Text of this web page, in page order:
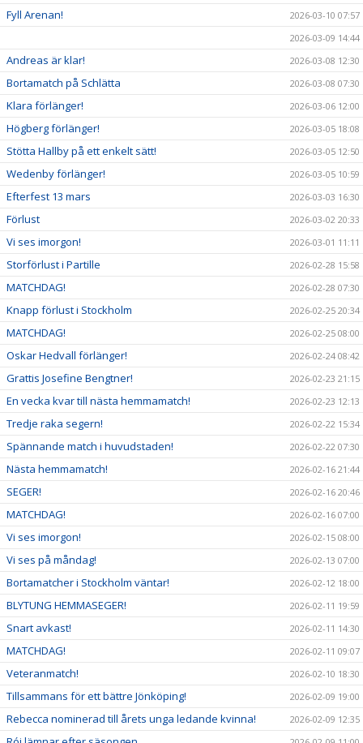
Fyll Arenan!
2026-03-10 07:57
2026-03-09 14:44
Andreas är klar! 2026-03-08 12:30
Bortamatch på Schlätta 2026-03-08 07:30
Klara förlänger! 2026-03-06 12:00
Högberg förlänger! 2026-03-05 18:08
Stötta Hallby på ett enkelt sätt! 2026-03-05 12:50
Wedenby förlänger! 2026-03-05 10:59
Efterfest 13 mars 2026-03-03 16:30
Förlust 2026-03-02 20:33
Vi ses imorgon! 2026-03-01 11:11
Storförlust i Partille 2026-02-28 15:58
MATCHDAG! 2026-02-28 07:30
Knapp förlust i Stockholm 2026-02-25 20:34
MATCHDAG! 2026-02-25 08:00
Oskar Hedvall förlänger! 2026-02-24 08:42
Grattis Josefine Bengtner! 2026-02-23 21:15
En vecka kvar till nästa hemmamatch! 2026-02-23 12:13
Tredje raka segern! 2026-02-22 15:34
Spännande match i huvudstaden! 2026-02-22 07:30
Nästa hemmamatch! 2026-02-16 21:44
SEGER! 2026-02-16 20:46
MATCHDAG! 2026-02-16 07:00
Vi ses imorgon! 2026-02-15 08:00
Vi ses på måndag! 2026-02-13 07:00
Bortamatcher i Stockholm väntar! 2026-02-12 18:00
BLYTUNG HEMMASEGER! 2026-02-11 19:59
Snart avkast! 2026-02-11 14:30
MATCHDAG! 2026-02-11 09:07
Veteranmatch! 2026-02-10 18:30
Tillsammans för ett bättre Jönköping! 2026-02-09 19:00
Rebecca nominerad till årets unga ledande kvinna! 2026-02-09 12:35